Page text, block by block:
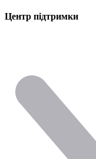
Центр підтримки